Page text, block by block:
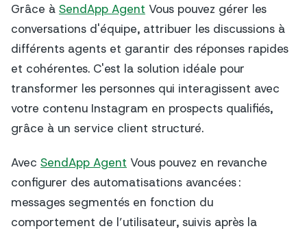
Grâce à SendApp Agent Vous pouvez gérer les
conversations d'équipe, attribuer les discussions à
différents agents et garantir des réponses rapides
et cohérentes. C'est la solution idéale pour
transformer les personnes qui interagissent avec
votre contenu Instagram en prospects qualifiés,
grâce à un service client structuré.
Avec SendApp Agent Vous pouvez en revanche
configurer des automatisations avancées :
messages segmentés en fonction du
comportement de l’utilisateur, suivis après la